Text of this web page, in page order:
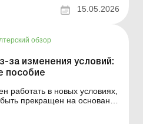
суть выплат за
предоставленные услуги
выплат при ув...
15.05.2026
обзор
за изменения условий:
пособие
работать в новых условиях,
прекращен на основании
среднего месячного